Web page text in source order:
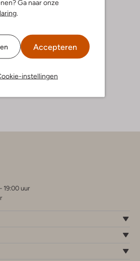
Ga naar onze
.
Accepteren
instellingen
Neo Noir Polyester
19:00 uur